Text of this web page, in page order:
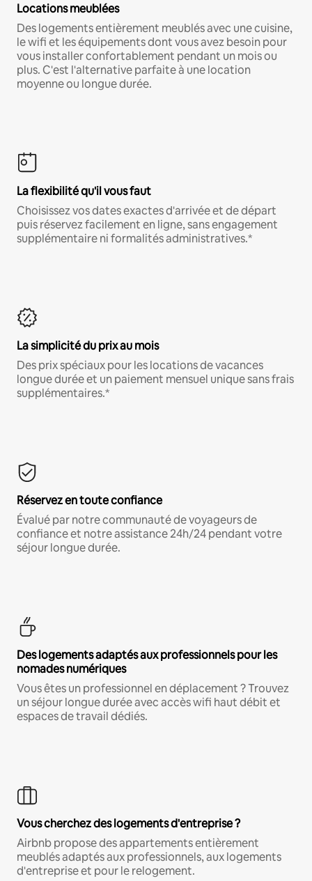
Locations meublées
Des logements entièrement meublés avec une cuisine,
le wifi et les équipements dont vous avez besoin pour
vous installer confortablement pendant un mois ou
plus. C'est l'alternative parfaite à une location
moyenne ou longue durée.
La flexibilité qu'il vous faut
Choisissez vos dates exactes d'arrivée et de départ
puis réservez facilement en ligne, sans engagement
supplémentaire ni formalités administratives.*
La simplicité du prix au mois
Des prix spéciaux pour les locations de vacances
longue durée et un paiement mensuel unique sans frais
supplémentaires.*
Réservez en toute confiance
Évalué par notre communauté de voyageurs de
confiance et notre assistance 24h/24 pendant votre
séjour longue durée.
Des logements adaptés aux professionnels pour les
nomades numériques
Vous êtes un professionnel en déplacement ? Trouvez
un séjour longue durée avec accès wifi haut débit et
espaces de travail dédiés.
Vous cherchez des logements d'entreprise ?
Airbnb propose des appartements entièrement
meublés adaptés aux professionnels, aux logements
d'entreprise et pour le relogement.